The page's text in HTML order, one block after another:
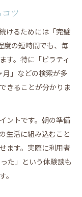
ツ
けるためには「完璧
度の短時間でも、毎
す。特に「ピラティ
月」などの検索が多
きることが分かりま
ントです。朝の準備
生活に組み込むこと
ます。実際に利用者
た」という体験談も
。